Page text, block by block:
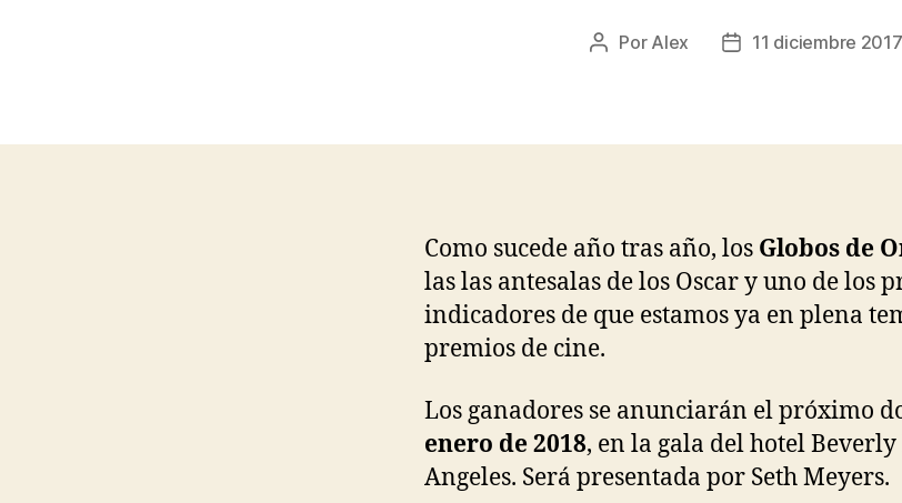
Autor
Por Alex
Fecha11 diciembre 2017
Como sucede año tras año, los Globos de
las las antesalas de los Oscar y uno de los
indicadores de que estamos ya en plena
premios de cine.
Los ganadores se anunciarán el próximo
enero de 2018, en la gala del hotel
Angeles. Será presentada por Seth Meyers.